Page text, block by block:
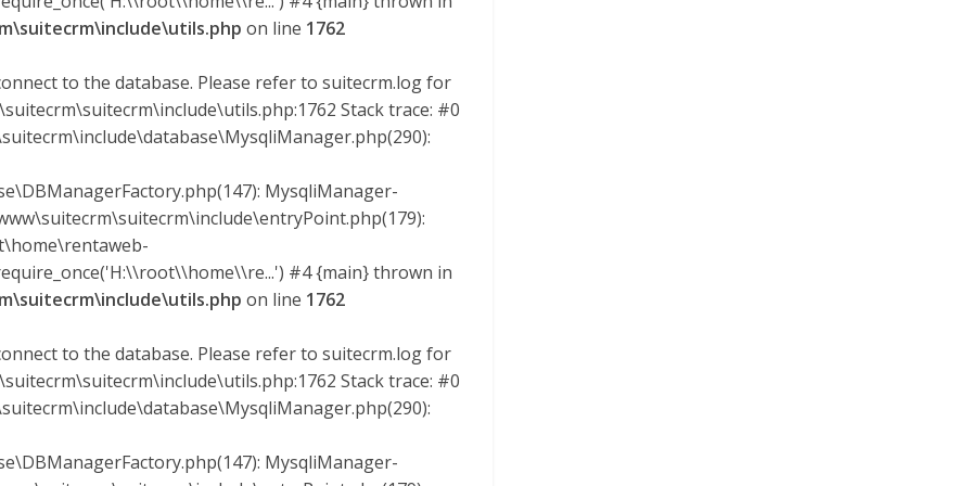
on line 1762
to the database. Please refer to suitecrm.log for
Stack trace: #0
MysqliManager-
#4 {main} thrown in
on line 1762
to the database. Please refer to suitecrm.log for
Stack trace: #0
MysqliManager-